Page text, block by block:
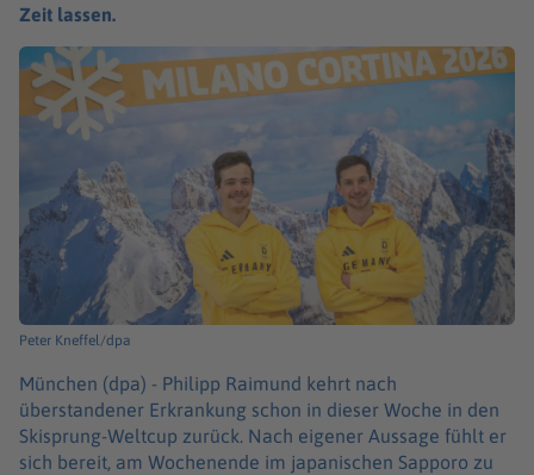
Zeit lassen.
Peter Kneffel/dpa
München (dpa) - Philipp Raimund kehrt nach
überstandener Erkrankung schon in dieser Woche in den
Skisprung-Weltcup zurück. Nach eigener Aussage fühlt er
sich bereit, am Wochenende im japanischen Sapporo zu